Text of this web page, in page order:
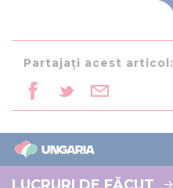
Partajați acest articol: